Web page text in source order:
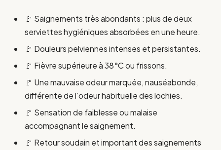
🚩 Saignements très abondants : plus de deux
serviettes hygiéniques absorbées en une heure.
🚩 Douleurs pelviennes intenses et persistantes.
🚩 Fièvre supérieure à 38°C ou frissons.
🚩 Une mauvaise odeur marquée, nauséabonde,
différente de l’odeur habituelle des lochies.
🚩 Sensation de faiblesse ou malaise
accompagnant le saignement.
🚩 Retour soudain et important des saignements